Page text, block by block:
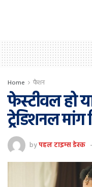
Home फैशन
फेस्टीवल हो
ट्रेडिशनल मांग
byपहल टाइम्स डेस्क